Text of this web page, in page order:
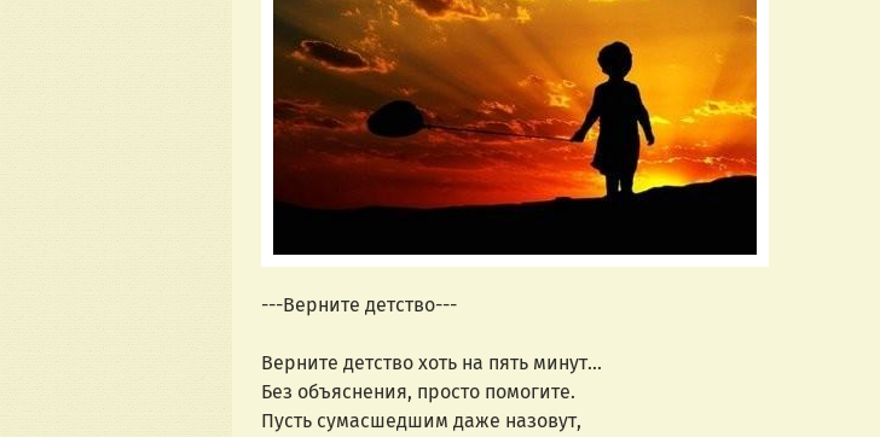
---Верните детство---
Верните детство хоть на пять минут...
Без объяснения, просто помогите.
Пусть сумасшедшим даже назовут,